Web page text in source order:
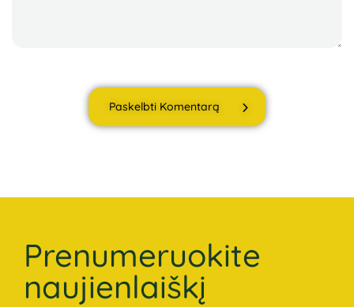
Paskelbti Komentarą
Prenumeruokite
naujienlaiškį